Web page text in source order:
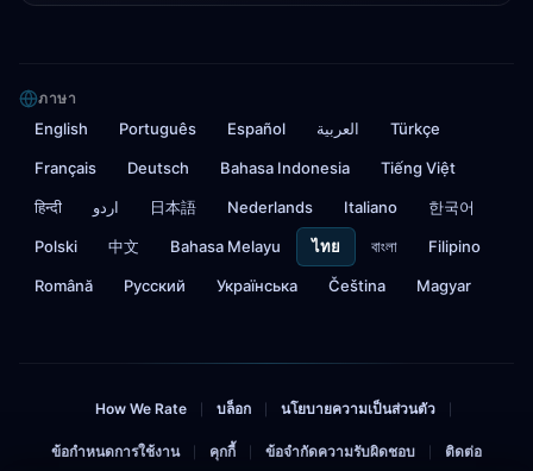
ภาษา
English Português Español العربية Türkçe
Français Deutsch Bahasa Indonesia Tiếng Việt
हिन्दी اردو 日本語 Nederlands Italiano 한국어
Polski 中文 Bahasa Melayu ไทย বাংলা Filipino
Română Русский Українська Čeština Magyar
How We Rate บล็อก นโยบายความเป็นส่วนตัว
ข้อกำหนดการใช้งาน คุกกี้ ข้อจำกัดความรับผิดชอบ ติดต่อ